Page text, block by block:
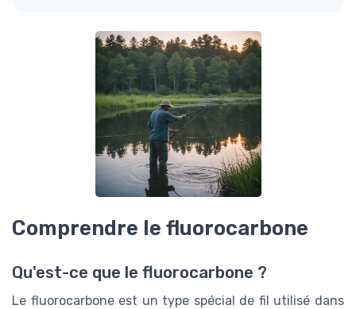
Comprendre le fluorocarbone
Qu'est-ce que le fluorocarbone ?
Le fluorocarbone est un type spécial de fil utilisé dans